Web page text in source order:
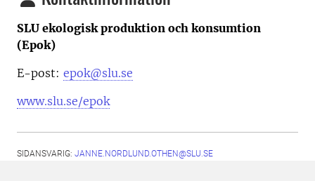
SLU ekologisk produktion och konsumtion
(Epok)
E-post: epok@slu.se
www.slu.se/epok
SIDANSVARIG: JANNE.NORDLUND.OTHEN@SLU.SE